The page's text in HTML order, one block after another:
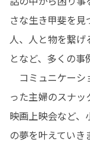
さな生き甲斐を見
人、人と物を繋
となど、多くの事
コミュニケーシ
った主婦のスナ
映画上映会など
の夢を叶えていき